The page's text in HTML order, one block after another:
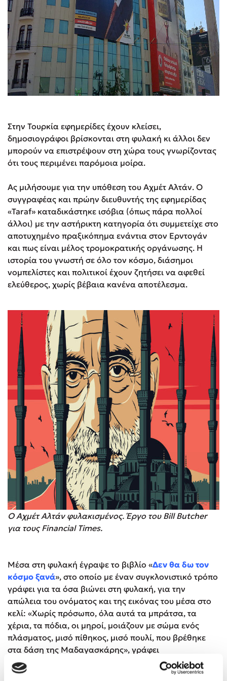
Στην Τουρκία εφημερίδες έχουν κλείσει,
δημοσιογράφοι βρίσκονται στη φυλακή κι άλλοι δεν
μπορούν να επιστρέψουν στη χώρα τους γνωρίζοντας
ότι τους περιμένει παρόμοια μοίρα.
Ας μιλήσουμε για την υπόθεση του Αχμέτ Αλτάν. Ο
συγγραφέας και πρώην διευθυντής της εφημερίδας
«Taraf» καταδικάστηκε ισόβια (όπως πάρα πολλοί
άλλοι) με την αστήρικτη κατηγορία ότι συμμετείχε στο
αποτυχημένο πραξικόπημα ενάντια στον Ερντογάν
και πως είναι μέλος τρομοκρατικής οργάνωσης. Η
ιστορία του γνωστή σε όλο τον κόσμο, διάσημοι
νομπελίστες και πολιτικοί έχουν ζητήσει να αφεθεί
ελεύθερος, χωρίς βέβαια κανένα αποτέλεσμα.
Ο Αχμέτ Αλτάν φυλακισμένος. Έργο του Bill Butcher
για τους Financial Times.
Μέσα στη φυλακή έγραψε το βιβλίο «Δεν θα δω τον
κόσμο ξανά», στο οποίο με έναν συγκλονιστικό τρόπο
γράφει για τα όσα βιώνει στη φυλακή, για την
απώλεια του ονόματος και της εικόνας του μέσα στο
κελί: «Χωρίς πρόσωπο, όλα αυτά τα μπράτσα, τα
χέρια, τα πόδια, οι μηροί, μοιάζουν με σώμα ενός
πλάσματος, μισό πίθηκος, μισό πουλί, που βρέθηκε
στα δάση της Μαδαγασκάρης», γράφει
χαρακτηριστικά ενώ εξηγεί πως ο χρόνος έχει
παγώσει, πως νιώθει ότι η ζωή έχει πεθάνει ενώ